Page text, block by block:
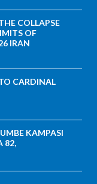
COLLAPSE
OF
IRAN
CARDINAL
KAMPASI
82,